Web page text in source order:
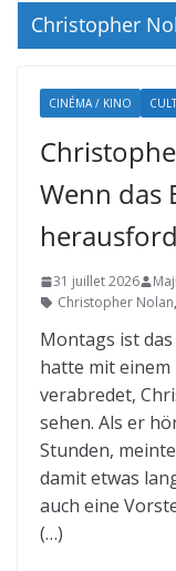
Christopher
CINÉMA / KINO
Wenn das
31 juillet 2026
Christopher Nolan,
Montags ist
hatte mit
verabredet,
sehen. Als er
Stunden,
damit etwas
auch eine
(…)